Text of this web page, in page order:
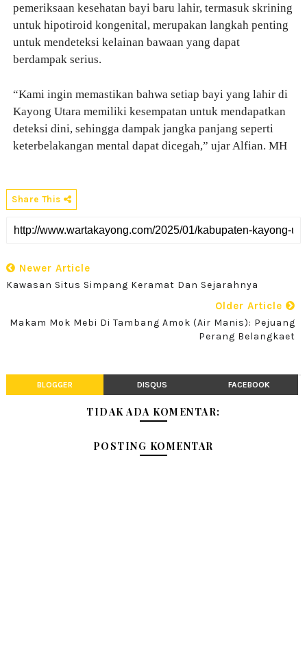
pemeriksaan kesehatan bayi baru lahir, termasuk skrining
untuk hipotiroid kongenital, merupakan langkah penting
untuk mendeteksi kelainan bawaan yang dapat
berdampak serius.
“Kami ingin memastikan bahwa setiap bayi yang lahir di
Kayong Utara memiliki kesempatan untuk mendapatkan
deteksi dini, sehingga dampak jangka panjang seperti
keterbelakangan mental dapat dicegah,” ujar Alfian. MH
Share This
Newer Article
Kawasan Situs Simpang Keramat Dan Sejarahnya
Older Article
Makam Mok Mebi Di Tambang Amok (Air Manis): Pejuang
Perang Belangkaet
BLOGGER DISQUS FACEBOOK
TIDAK ADA KOMENTAR:
POSTING KOMENTAR